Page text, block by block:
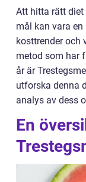
Att hitta rätt diet
mål kan vara
kosttrender och
metod som har
år är
utforska denna
analys av dess
En